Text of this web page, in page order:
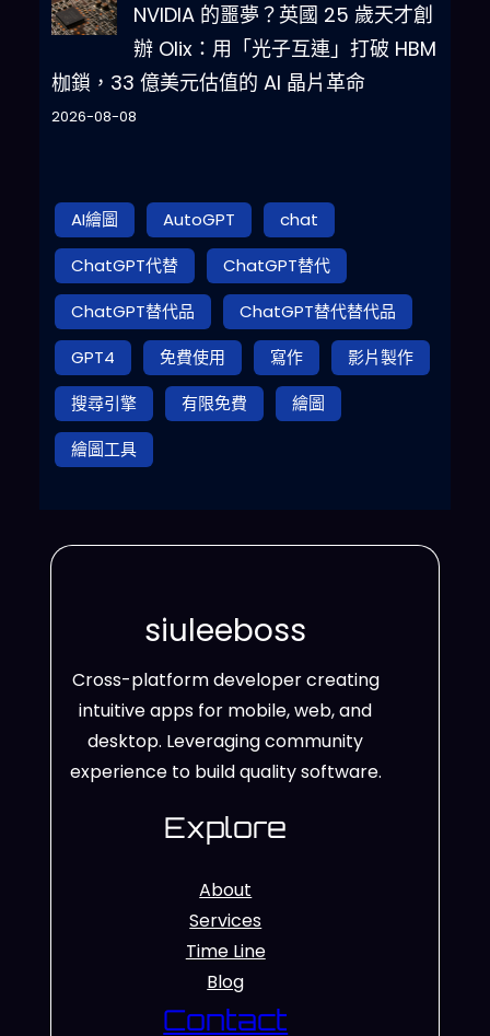
NVIDIA 的噩夢？英國 25 歲天才創
辦 Olix：用「光子互連」打破 HBM
枷鎖，33 億美元估值的 AI 晶片革命
2026-08-08
AI繪圖 AutoGPT
chat
ChatGPT代替
ChatGPT替代
ChatGPT替代品
ChatGPT替代替代品
GPT4
免費使用 寫作
影片製作
搜尋引擎
有限免費
繪圖
繪圖工具
siuleeboss
Cross-platform developer creating
intuitive apps for mobile, web, and
desktop. Leveraging community
experience to build quality software.
Explore
About
Services
Time Line
Blog
Contact